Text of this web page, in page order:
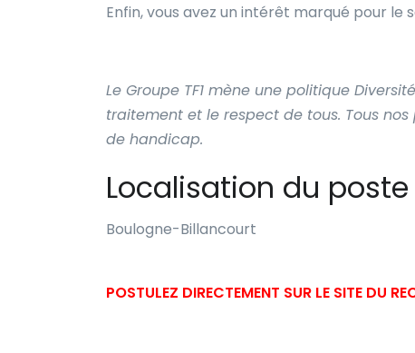
Enfin, vous avez un intérêt marqué pour le
Le Groupe TF1 mène une politique
traitement et le respect de tous. Tous
de handicap.
Localisation du poste
Boulogne-Billancourt
POSTULEZ DIRECTEMENT SUR LE SITE DU